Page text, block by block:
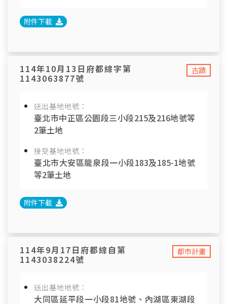
附件下載
古蹟
114年10月13日府都綜字第
1143063877號
送出基地地號：
臺北市中正區公園段三小段215及216地號等
2筆土地
接受基地地號：
臺北市大安區龍泉段一小段183及185-1地號
等2筆土地
附件下載
都市計畫
114年9月17日府都綜自第
1143038224號
送出基地地號：
大同區延平段一小段81地號、內湖區東湖段